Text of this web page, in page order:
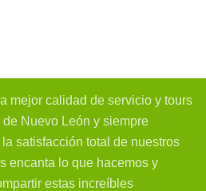
mejor calidad de servicio y tours
Nuevo León y siempre
satisfacción total de nuestros
encanta lo que hacemos y
estas increíbles